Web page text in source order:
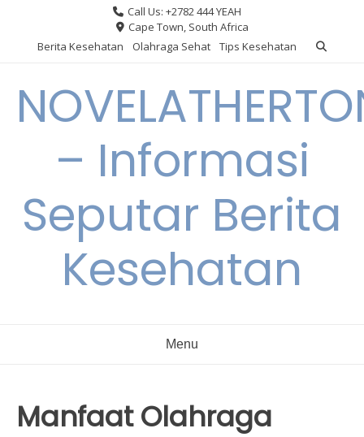
content
Call Us: +2782 444 YEAH
Cape Town, South Africa
Berita Kesehatan
Olahraga Sehat Tips Kesehatan
– Informasi
Seputar Berita
Kesehatan
Menu
Manfaat Olahraga